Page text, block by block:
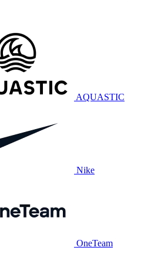
AQUASTIC
Nike
OneTeam